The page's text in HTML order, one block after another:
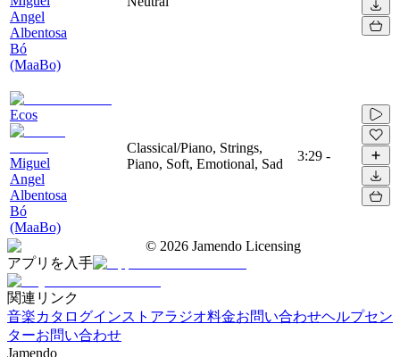
Angel
Albentosa
Bó
(MaaBo)
Ecos
Miguel
Angel
Albentosa
Bó
(MaaBo)
Classical/Piano, Strings,
Piano, Soft, Emotional, Sad
3:29 -
© 2026 Jamendo Licensing
アプリを入手
関連リンク
音楽カタログインストアラジオ料金お問い合わせヘルプセン
ターお問い合わせ
Jamendo